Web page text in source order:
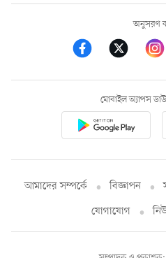
অনুসরণ
মোবাইল অ্যাপস
আমাদের সম্পর্কে বিজ্ঞাপন
যোগাযোগ